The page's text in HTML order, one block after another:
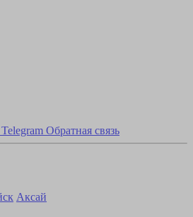
Telegram Обратная связь
Аксай